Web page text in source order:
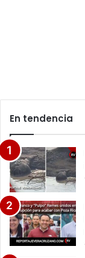
En tendencia